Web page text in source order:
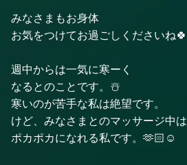
みなさまもお身体
お気をつけてお過ごしくださいね🍀
週中からは一気に寒ーく
なるとのことです。☃️
寒いのが苦手な私は絶望です。
けど、みなさまとのマッサージ中は
ポカポカになれる私です。🫶🏻☺️